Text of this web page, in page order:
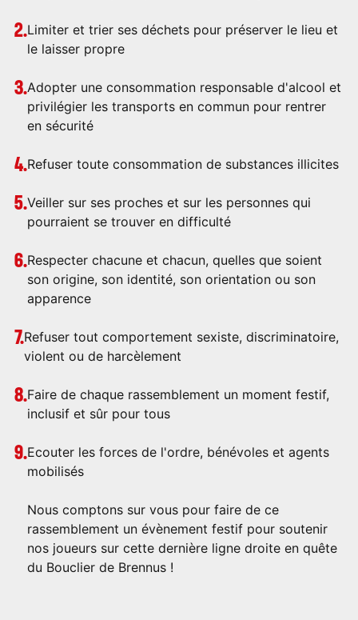
Limiter et trier ses déchets pour préserver le lieu et
le laisser propre
Adopter une consommation responsable d'alcool et
privilégier les transports en commun pour rentrer
en sécurité
Refuser toute consommation de substances illicites
Veiller sur ses proches et sur les personnes qui
pourraient se trouver en difficulté
Respecter chacune et chacun, quelles que soient
son origine, son identité, son orientation ou son
apparence
Refuser tout comportement sexiste, discriminatoire,
violent ou de harcèlement
Faire de chaque rassemblement un moment festif,
inclusif et sûr pour tous
Ecouter les forces de l'ordre, bénévoles et agents
mobilisés
Nous comptons sur vous pour faire de ce
rassemblement un évènement festif pour soutenir
nos joueurs sur cette dernière ligne droite en quête
du Bouclier de Brennus !